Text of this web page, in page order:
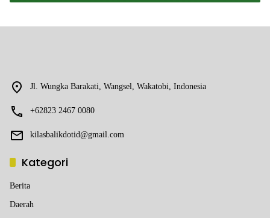
Jl. Wungka Barakati, Wangsel, Wakatobi, Indonesia
+62823 2467 0080
kilasbalikdotid@gmail.com
Kategori
Berita
Daerah